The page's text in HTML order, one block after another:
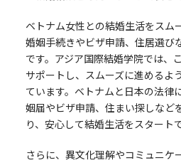
ベトナム女性との結婚生活をスム
婚姻手続きやビザ申請、住居選び
です。アジア国際結婚学院では、
サポートし、スムーズに進めるよ
ています。ベトナムと日本の法律
姻届やビザ申請、住まい探しなど
り、安心して結婚生活をスタート
さらに、異文化理解やコミュニケ